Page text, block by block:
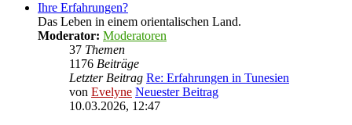
Ihre Erfahrungen?
Das Leben in einem orientalischen Land.
Moderator: Moderatoren
37 Themen
1176 Beiträge
Letzter Beitrag Re: Erfahrungen in Tunesien
von Evelyne Neuester Beitrag
10.03.2026, 12:47